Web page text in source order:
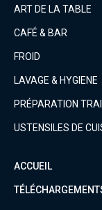
ART DE LA TABLE
CAFÉ & BAR
FROID
LAVAGE & HYGIENE
PRÉPARATION
USTENSILES DE
ACCUEIL